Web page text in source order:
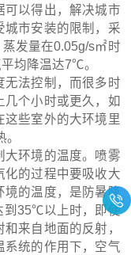
可以得出，解决城市
城市安装的限制，采
发量在0.05g/s㎡时
均降温达7℃。
无法控制，而很多时
个小时或更久，如
些室外的大环境里
大环境的温度。喷雾
化的过程中要吸收大
境的温度，是防暑降
到35℃以上时，即使
来自地面的反射，
系统的作用下，空气